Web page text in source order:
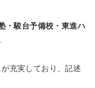
・駿台予備校・東進ハ
充実しており、記述